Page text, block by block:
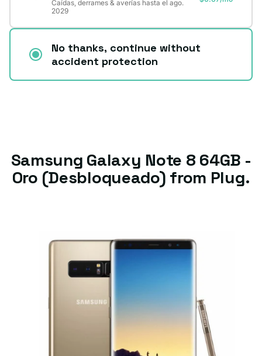
Caídas, derrames & averías hasta el ago.
2029
No thanks, continue without
accident protection
Samsung Galaxy Note 8 64GB -
Oro (Desbloqueado) from Plug.